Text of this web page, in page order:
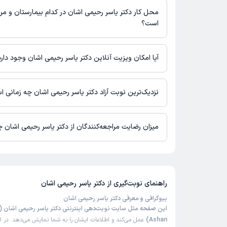
محل کار دکتر یاسر رحیمی اشان در کدام بیمارستان و
است؟
اطلاعاتی درباره محل فعالیت دکتر یاسر رحیمی اشان در مراکز
آیا امکان ویزیت آنلاین دکتر یاسر رحیمی اشان وجود
در حال حاضر اطلاعاتی درباره ارائه ویزیت آنلاین توسط دکتر یاسر
دسترس نیست. برای دریافت اطلاعات دقیق‌تر، لطفاً با مطب تماس
نزدیک‌ترین نوبت آزاد دکتر یاسر رحیمی اشان چه
دکتر یاسر رحیمی اشان از روز یکشنبه 18 مرداد 1405 بیمار جدید می‌پذیرند.
میزان رضایت مراجعه‌کنندگان از دکتر یاسر رحیمی
راهنمای نوبت‌گیری از دکتر یاسر رحیمی اشان
بیوگرافی و معرفی دکتر یاسر رحیمی اشان
Ashan) عمل می‌کند و اطلاعات ایشان را به شما نمایش می‌دهد. در